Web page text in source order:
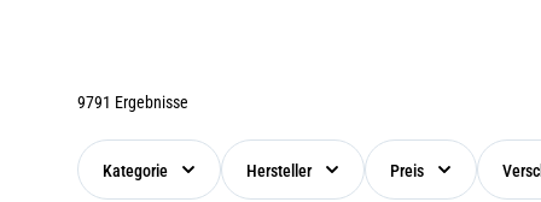
9791 Ergebnisse
Kategorie Hersteller Preis